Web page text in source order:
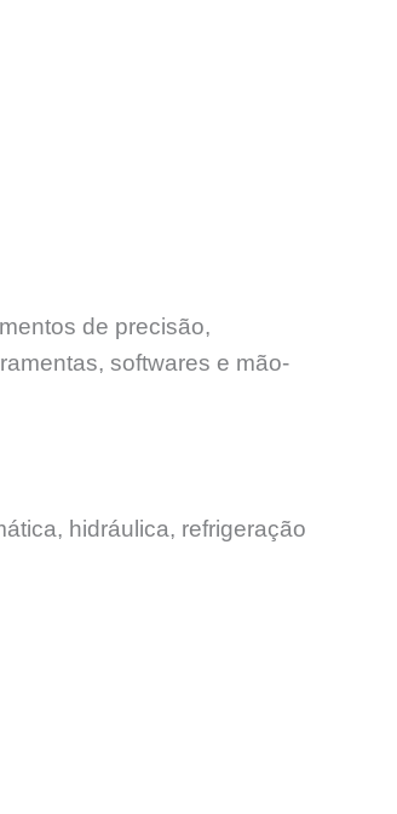
de precisão,
softwares e mão-
hidráulica, refrigeração